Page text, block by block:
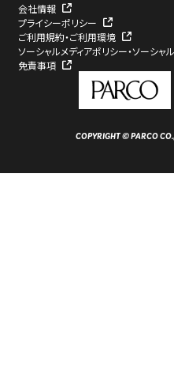
会社情報
プライシーポリシー
ご利用規約・ご利用環境
ソーシャルメディアポリシー・ソーシャ
免責事項
COPYRIGHT © PARCO